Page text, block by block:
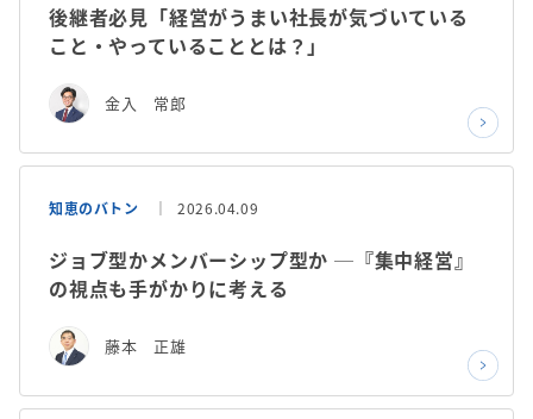
後継者必見「経営がうまい社長が気づいている
こと・やっていることとは？」
金入 常郎
知恵のバトン 2026.04.09
ジョブ型かメンバーシップ型か ─『集中経営』
の視点も手がかりに考える
藤本 正雄